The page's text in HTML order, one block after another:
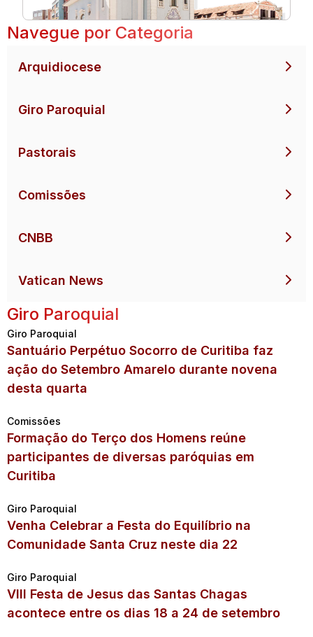
Navegue por Categoria
Arquidiocese
Giro Paroquial
Pastorais
Comissões
CNBB
Vatican News
Giro Paroquial
Giro Paroquial
Santuário Perpétuo Socorro de Curitiba faz
ação do Setembro Amarelo durante novena
desta quarta
Comissões
Formação do Terço dos Homens reúne
participantes de diversas paróquias em
Curitiba
Giro Paroquial
Venha Celebrar a Festa do Equilíbrio na
Comunidade Santa Cruz neste dia 22
Giro Paroquial
VIII Festa de Jesus das Santas Chagas
acontece entre os dias 18 a 24 de setembro